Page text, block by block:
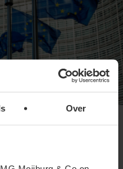
Over
Omnibus